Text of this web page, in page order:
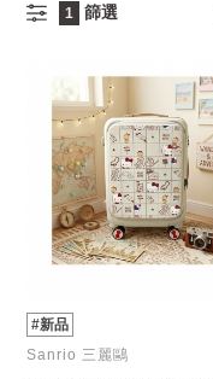
1 篩選
#新品
Sanrio 三麗鷗